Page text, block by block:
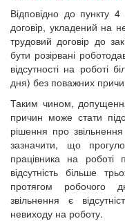
Відповідно до пункту
договір, укладений на
трудовий договір до
бути розірвані
відсутності на роботі
дня) без поважних
Таким чином,
причин може стати
рішення про
зазначити, що
працівника на
відсутність більше
протягом робочого
звільнення є
невиходу на роботу.